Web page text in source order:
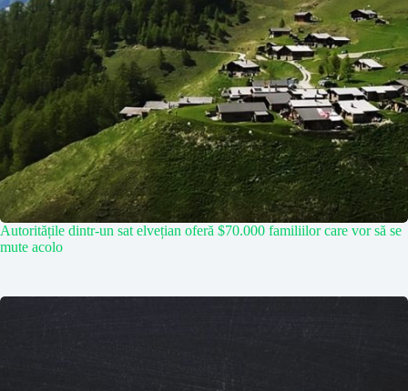
Autoritățile dintr-un sat elvețian oferă $70.000 familiilor care vor să se
mute acolo